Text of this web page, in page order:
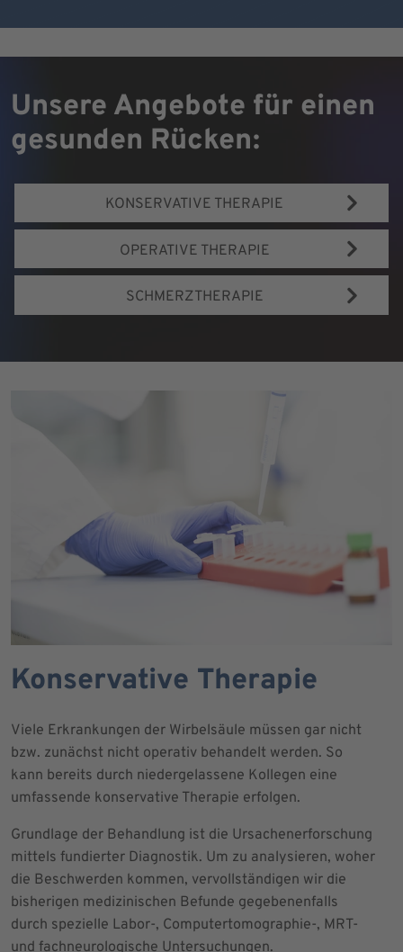
Unsere Angebote für einen
gesunden Rücken:
KONSERVATIVE THERAPIE
OPERATIVE THERAPIE
SCHMERZTHERAPIE
Konservative Therapie
Viele Erkrankungen der Wirbelsäule müssen gar nicht
bzw. zunächst nicht operativ behandelt werden. So
kann bereits durch niedergelassene Kollegen eine
umfassende konservative Therapie erfolgen.
Grundlage der Behandlung ist die Ursachenerforschung
mittels fundierter Diagnostik. Um zu analysieren, woher
die Beschwerden kommen, vervollständigen wir die
bisherigen medizinischen Befunde gegebenenfalls
durch spezielle Labor-, Computertomographie-, MRT-
und fachneurologische Untersuchungen.